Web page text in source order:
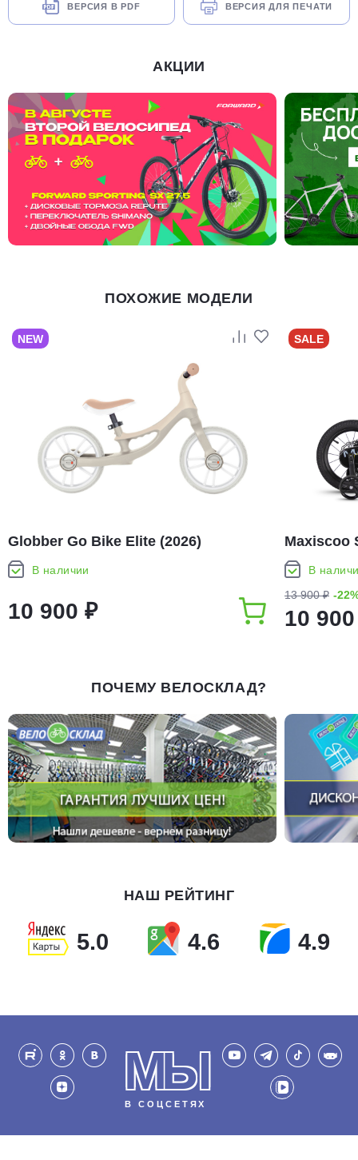
ВЕРСИЯ В PDF ВЕРСИЯ ДЛЯ ПЕЧАТИ
АКЦИИ
ПОХОЖИЕ МОДЕЛИ
NEW
Globber Go Bike Elite (2026)
В наличии
10 900 ₽
SALE
Maxiscoo
(2026)
В
13 900 ₽ -
10
ПОЧЕМУ ВЕЛОСКЛАД?
НАШ РЕЙТИНГ
5.0 4.6 4.9
МЫ
В СОЦСЕТЯХ